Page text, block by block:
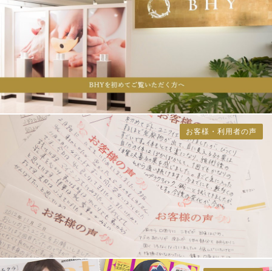
お客様・利用者の声